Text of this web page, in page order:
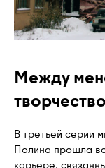
Между
В третьей серии
Полина прошла
карьере,